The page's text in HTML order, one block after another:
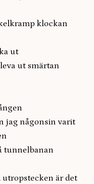
klockan
ut
ut smärtan
jag någonsin varit
tunnelbanan
är det